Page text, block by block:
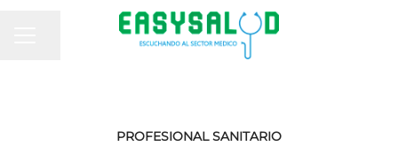
MENÚ DE EMPLEO
Compartir página
PROFESIONAL SANITARIO